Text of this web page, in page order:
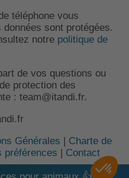
téléphone vous
sont protégées.
notre politique de
de vos questions ou
protection des
: team@itandi.fr.
Générales | Charte de
préférences | Contact